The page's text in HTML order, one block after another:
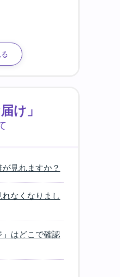
け」
見れますか？
なくなりまし
」はどこで確認